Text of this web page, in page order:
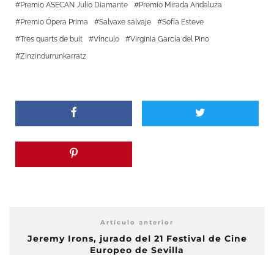
Premio ASECAN Julio Diamante
Premio Mirada Andaluza
Premio Ópera Prima
Salvaxe salvaje
Sofía Esteve
Tres quarts de buit
Vínculo
Virginia García del Pino
Zinzindurrunkarratz
Artículo anterior
Jeremy Irons, jurado del 21 Festival de Cine
Europeo de Sevilla